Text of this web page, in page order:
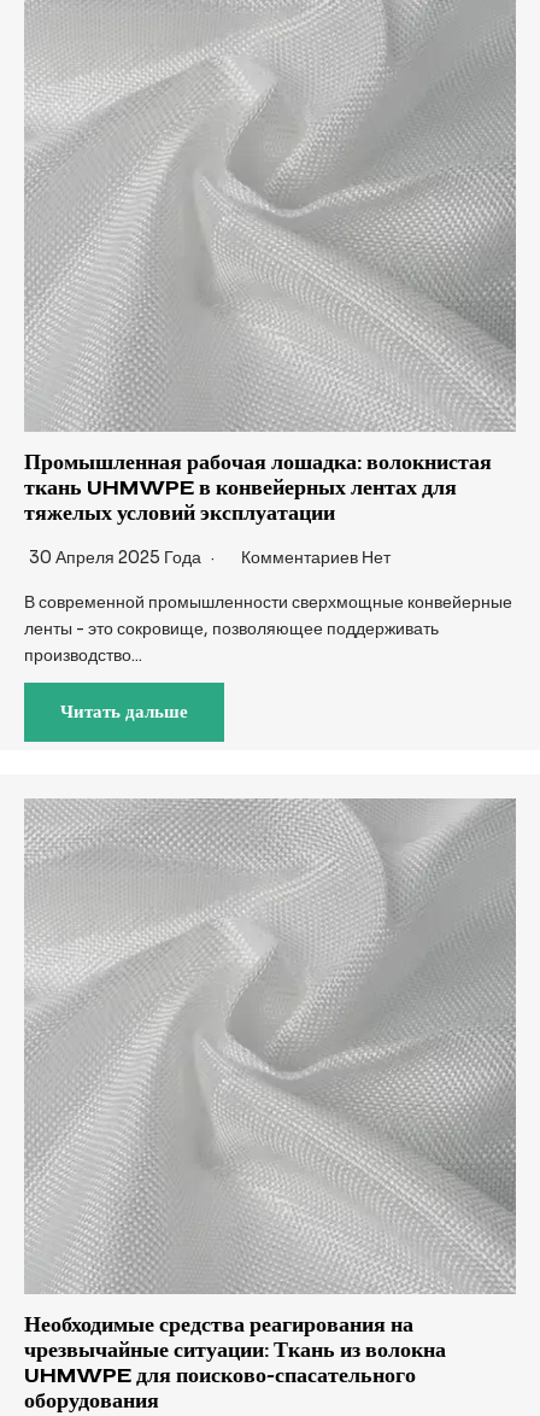
Промышленная рабочая лошадка: волокнистая
ткань UHMWPE в конвейерных лентах для
тяжелых условий эксплуатации
30 Апреля 2025 Года Комментариев Нет
В современной промышленности сверхмощные конвейерные
ленты - это сокровище, позволяющее поддерживать
производство...
Читать дальше
Необходимые средства реагирования на
чрезвычайные ситуации: Ткань из волокна
UHMWPE для поисково-спасательного
оборудования